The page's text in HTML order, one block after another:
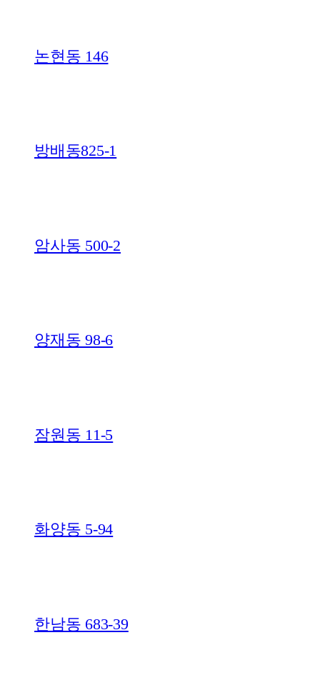
논현동 146
방배동825-1
암사동 500-2
양재동 98-6
잠원동 11-5
화양동 5-94
한남동 683-39